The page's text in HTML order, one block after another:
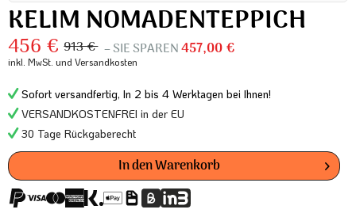
KELIM NOMADENTEPPICH
456 € 913 € – SIE SPAREN457,00 €
inkl. MwSt. und Versandkosten
Sofort versandfertig, In 2 bis 4 Werktagen bei Ihnen!
VERSANDKOSTENFREI in der EU
30 Tage Rückgaberecht
In denWarenkorb